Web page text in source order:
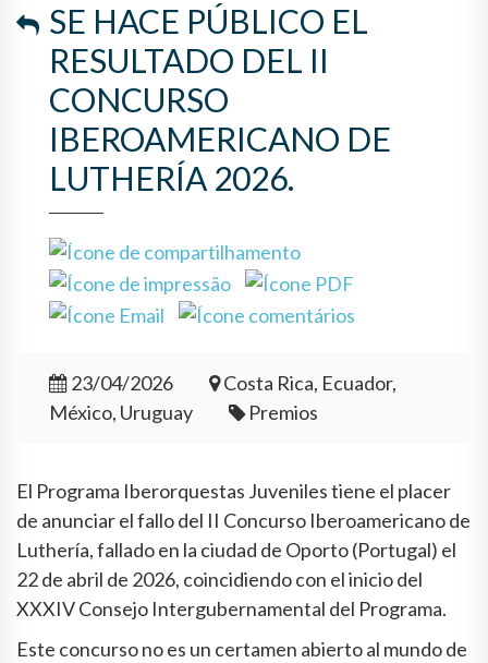
SE HACE PÚBLICO EL
RESULTADO DEL II
CONCURSO
IBEROAMERICANO DE
LUTHERÍA 2026.
23/04/2026
Costa Rica, Ecuador,
México, Uruguay
Premios
El Programa Iberorquestas Juveniles tiene el placer
de anunciar el fallo del II Concurso Iberoamericano de
Luthería, fallado en la ciudad de Oporto (Portugal) el
22 de abril de 2026, coincidiendo con el inicio del
XXXIV Consejo Intergubernamental del Programa.
Este concurso no es un certamen abierto al mundo de